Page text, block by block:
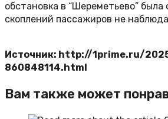
обстановка в “Шереметьево” была
скоплений пассажиров не
Источник: http://1prime.ru/
860848114.html
Вам также может